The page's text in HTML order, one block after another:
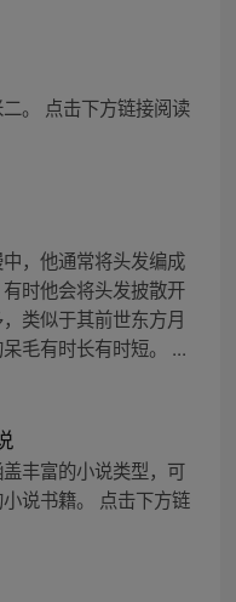
。 点击下方链接阅读
，他通常将头发编成
时他会将头发披散开
类似于其前世东方月
毛有时长有时短。 ...
丰富的小说类型，可
说书籍。 点击下方链